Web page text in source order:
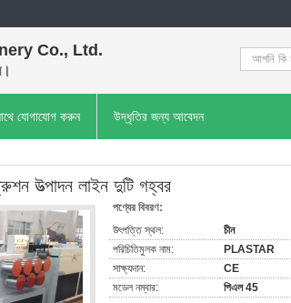
Co., Ltd.
যোগাযোগ করুন উদ্ধৃতির জন্য আবেদন
উত্পাদন লাইন দুটি গহ্বর
পণ্যের বিবরণ:
উৎপত্তি স্থল:
চীন
পরিচিতিমুলক নাম:
PLASTAR
সাক্ষ্যদান:
CE
মডেল নম্বার:
পিএল 45